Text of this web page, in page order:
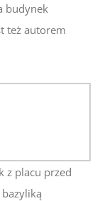
budynek
też autorem
z placu przed
bazyliką